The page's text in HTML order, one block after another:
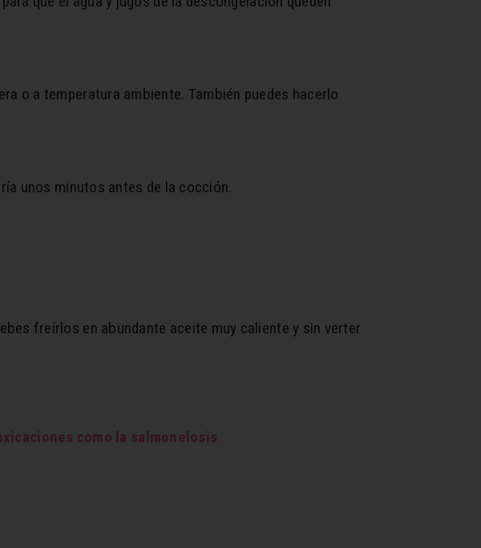
o a temperatura ambiente. También puedes hacerlo
unos minutos antes de la cocción.
freírlos en abundante aceite muy caliente y sin verter
como la salmonelosis